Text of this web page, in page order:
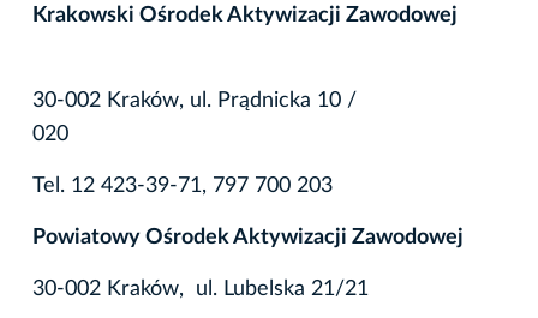
Krakowski Ośrodek Aktywizacji Zawodowej
30-002 Kraków, ul. Prądnicka 10 /
020
Tel. 12 423-39-71, 797 700 203
Powiatowy Ośrodek Aktywizacji Zawodowej
30-002 Kraków, ul. Lubelska 21/21